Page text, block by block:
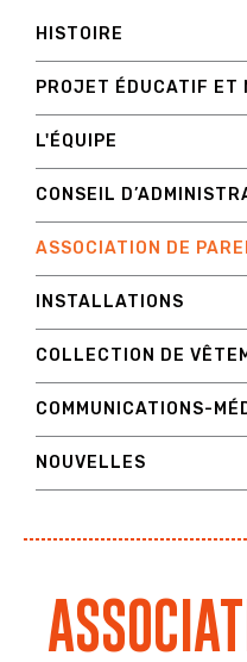
HISTOIRE
PROJET ÉDUCATIF ET
L'ÉQUIPE
CONSEIL
ASSOCIATION DE
INSTALLATIONS
COLLECTION DE
COMMUNICATIONS-
NOUVELLES